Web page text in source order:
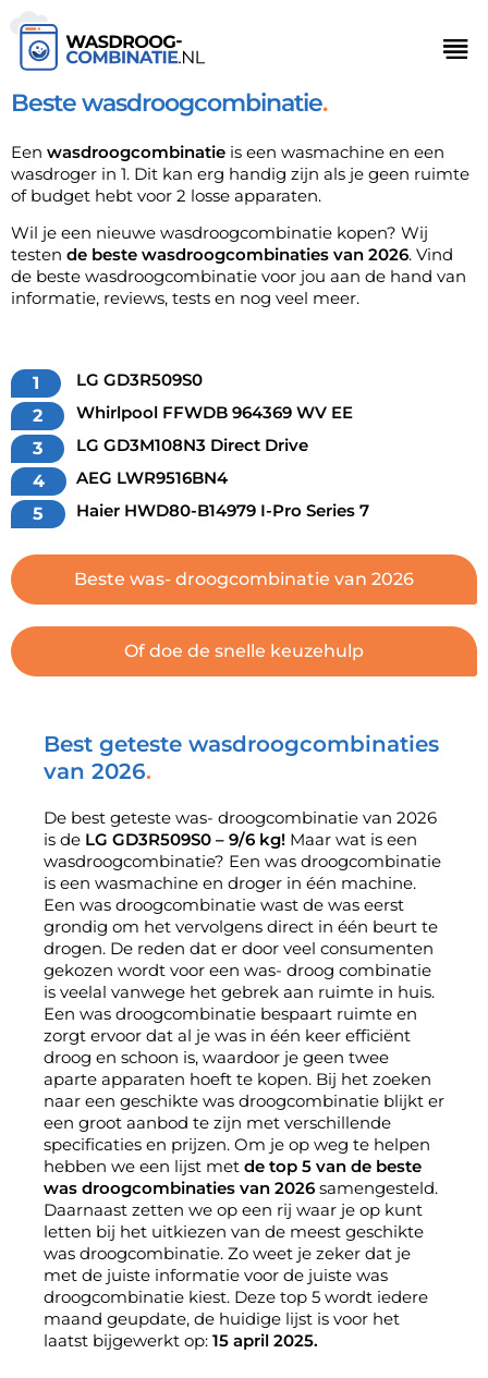
Beste wasdroogcombinatie
Een wasdroogcombinatie is een wasmachine en een
wasdroger in 1. Dit kan erg handig zijn als je geen ruimte
of budget hebt voor 2 losse apparaten.
Wil je een nieuwe wasdroogcombinatie kopen? Wij
testen de beste wasdroogcombinaties van 2026. Vind
de beste wasdroogcombinatie voor jou aan de hand van
informatie, reviews, tests en nog veel meer.
LG GD3R509S0
Whirlpool FFWDB 964369 WV EE
LG GD3M108N3 Direct Drive
AEG LWR9516BN4
Haier HWD80-B14979 I-Pro Series 7
Beste was- droogcombinatie van 2026
Of doe de snelle keuzehulp
Best geteste wasdroogcombinaties
van 2026
De best geteste was- droogcombinatie van 2026
is de LG GD3R509S0 – 9/6 kg! Maar wat is een
wasdroogcombinatie? Een was droogcombinatie
is een wasmachine en droger in één machine.
Een was droogcombinatie wast de was eerst
grondig om het vervolgens direct in één beurt te
drogen. De reden dat er door veel consumenten
gekozen wordt voor een was- droog combinatie
is veelal vanwege het gebrek aan ruimte in huis.
Een was droogcombinatie bespaart ruimte en
zorgt ervoor dat al je was in één keer efficiënt
droog en schoon is, waardoor je geen twee
aparte apparaten hoeft te kopen. Bij het zoeken
naar een geschikte was droogcombinatie blijkt er
een groot aanbod te zijn met verschillende
specificaties en prijzen. Om je op weg te helpen
hebben we een lijst met de top 5 van de beste
was droogcombinaties van 2026 samengesteld.
Daarnaast zetten we op een rij waar je op kunt
letten bij het uitkiezen van de meest geschikte
was droogcombinatie. Zo weet je zeker dat je
met de juiste informatie voor de juiste was
droogcombinatie kiest. Deze top 5 wordt iedere
maand geupdate, de huidige lijst is voor het
laatst bijgewerkt op: 15 april 2025.